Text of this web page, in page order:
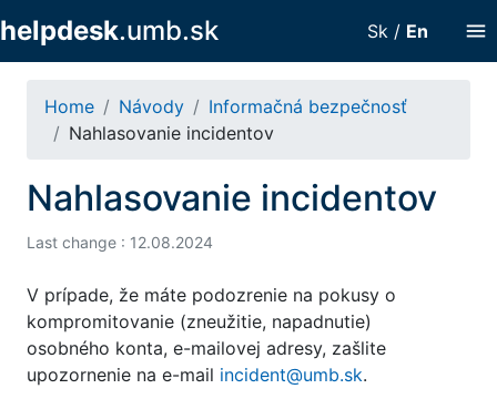
menu
helpdesk.umb.sk Sk / En
Home Návody
Informačná bezpečnosť
Nahlasovanie incidentov
Nahlasovanie incidentov
Last change : 12.08.2024
V prípade, že máte podozrenie na pokusy o
kompromitovanie (zneužitie, napadnutie)
osobného konta, e-mailovej adresy, zašlite
upozornenie na e-mail incident@umb.sk.